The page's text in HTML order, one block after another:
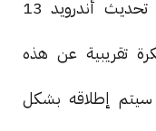
لا يوجد تاريخ محدد لموعد إطلاق تحديث أندرويد 13
تقريبية عن هذه
المواعيد. فمثلا، نظام الأندرويد 13 سيتم إطلاقه بشكل